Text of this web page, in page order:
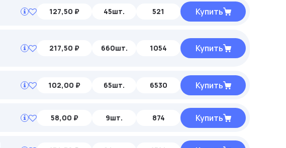
127,50 ₽ 45шт. 521 Купить
217,50 ₽ 660шт. 1054 Купить
102,00 ₽ 65шт. 6530 Купить
58,00 ₽ 9шт. 874 Купить